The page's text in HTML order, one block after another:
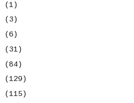
(1)
(3)
(6)
(31)
(84)
(129)
(115)